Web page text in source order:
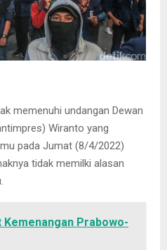
memenuhi undangan Dewan
Wiranto yang
pada Jumat (8/4/2022)
tidak memilki alasan
Prabowo-